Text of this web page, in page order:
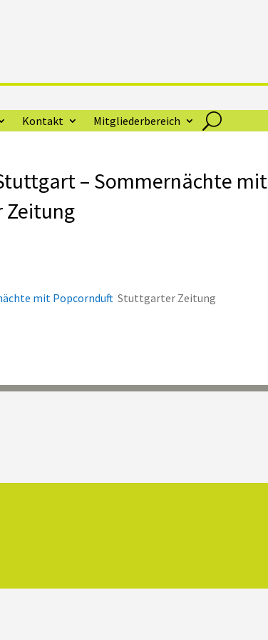
Kontakt Mitgliederbereich
– Sommernächte mit
Zeitung
mit Popcornduft Stuttgarter Zeitung